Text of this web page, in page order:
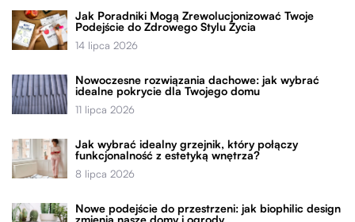
Jak Poradniki Mogą Zrewolucjonizować Twoje
Podejście do Zdrowego Stylu Życia
14 lipca 2026
Nowoczesne rozwiązania dachowe: jak wybrać
idealne pokrycie dla Twojego domu
11 lipca 2026
Jak wybrać idealny grzejnik, który połączy
funkcjonalność z estetyką wnętrza?
8 lipca 2026
Nowe podejście do przestrzeni: jak biophilic design